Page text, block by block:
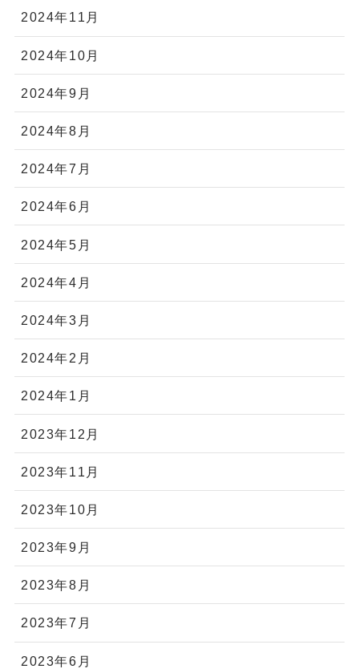
2024年11月
2024年10月
2024年9月
2024年8月
2024年7月
2024年6月
2024年5月
2024年4月
2024年3月
2024年2月
2024年1月
2023年12月
2023年11月
2023年10月
2023年9月
2023年8月
2023年7月
2023年6月